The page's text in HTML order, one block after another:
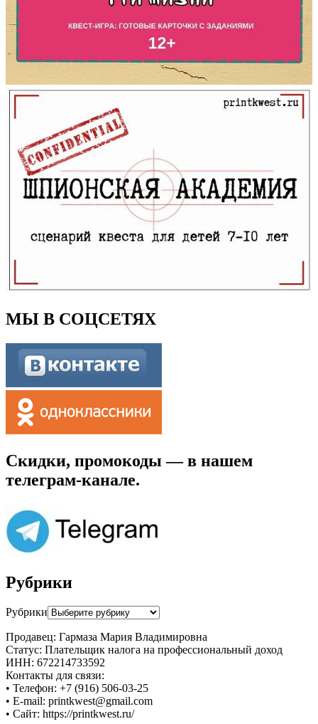
МЫ В СОЦСЕТЯХ
Скидки, промокоды — в нашем
телеграм-канале.
Рубрики
Рубрики
Продавец: Гармаза Мария Владимировна
Статус: Плательщик налога на профессиональный доход
ИНН: 672214733592
Контакты для связи:
• Телефон: +7 (916) 506-03-25
• E-mail: printkwest@gmail.com
• Сайт: https://printkwest.ru/